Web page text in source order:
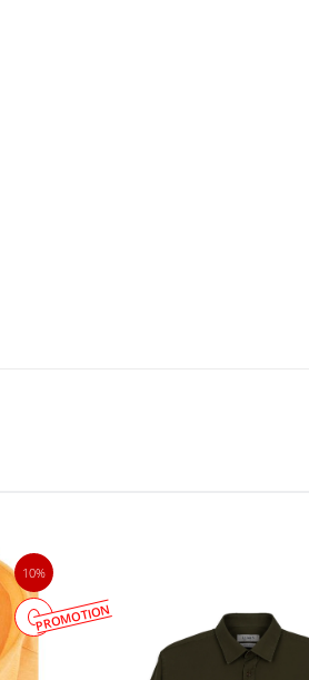
10%
PROMOTION